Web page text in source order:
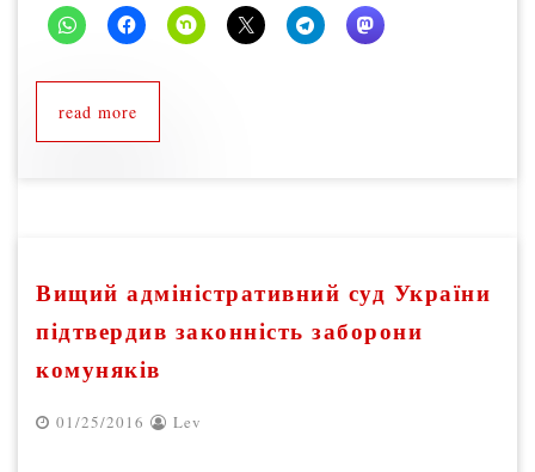
read more
Вищий адміністративний суд України
підтвердив законність заборони
комуняків
01/25/2016 Lev